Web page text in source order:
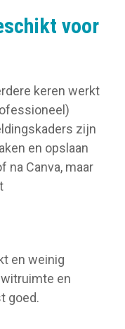
voor
keren werkt
zijn
en opslaan
na Canva, maar
en weinig
en
goed.